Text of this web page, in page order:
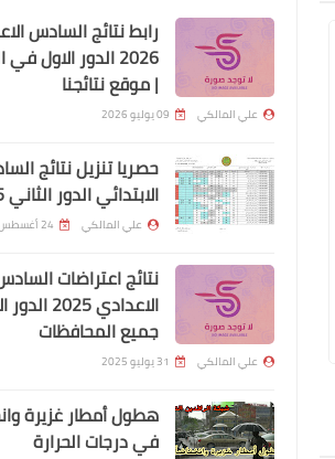
اخبار العامة
علي المالكي
مباشرة عقود الرعاية بصفة رجل امن
الوجبة الاولى
انخفاض متوقع بدرجات الحرارة
بداية الاسبوع المقبل بسبب
كتلة باردة في الطبقات العليا
من الجو
السلف والقروض
التعليمات الجديدة لمصرف
الرشيد بقرض مئة راتب
رابط نتائج السادس
2026 الدور الاول
| موقع نتائجنا
علي المالكي 09 يوليو 2026
حصريا تنزيل نتائج
الابتدائي الدور الثاني 2025
علي المالكي 24 أغسطس 2025
نتائج اعتراضات
الاعدادي 2025
جميع المحافظات
علي المالكي 31 يوليو 2025
هطول أمطار غزيرة
في درجات الحرارة